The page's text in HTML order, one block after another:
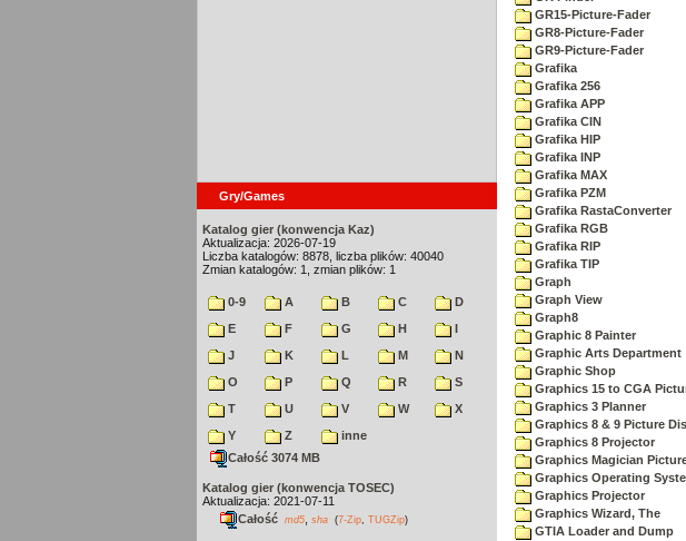
Gry/Games
Katalog gier (konwencja Kaz)
Aktualizacja: 2026-07-19
Liczba katalogów: 8878, liczba plików: 40040
Zmian katalogów: 1, zmian plików: 1
0-9 A B C
D
E
F G H
I
J
K L M
N
O
P Q R
S
T
U V W
X
Y
Z
inne
Całość 3074 MB
Katalog gier (konwencja TOSEC)
Aktualizacja: 2021-07-11
Całość md5 sha (7-Zip TUGZip)
GR15-Picture-Fader
GR8-Picture-Fader
GR9-Picture-Fader
Grafika
Grafika 256
Grafika APP
Grafika CIN
Grafika HIP
Grafika INP
Grafika MAX
Grafika PZM
Grafika RastaConverter
Grafika RGB
Grafika RIP
Grafika TIP
Graph
Graph View
Graph8
Graphic 8 Painter
Graphic Arts Department
Graphic Shop
Graphics 15 to CGA
Graphics 3 Planner
Graphics 8 & 9 Picture
Graphics 8 Projector
Graphics Magician
Graphics Operating
Graphics Projector
Graphics Wizard, The
GTIA Loader and Dump